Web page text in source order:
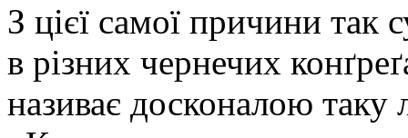
З цієї самої причини
в різних чернечих
називає досконалою